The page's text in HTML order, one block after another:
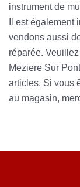
instrument de
Il est
vendons aussi
réparée.
Meziere Sur
articles. Si vous
au magasin,